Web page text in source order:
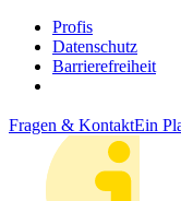
Profis
Datenschutz
Barrierefreiheit
Fragen & KontaktEin